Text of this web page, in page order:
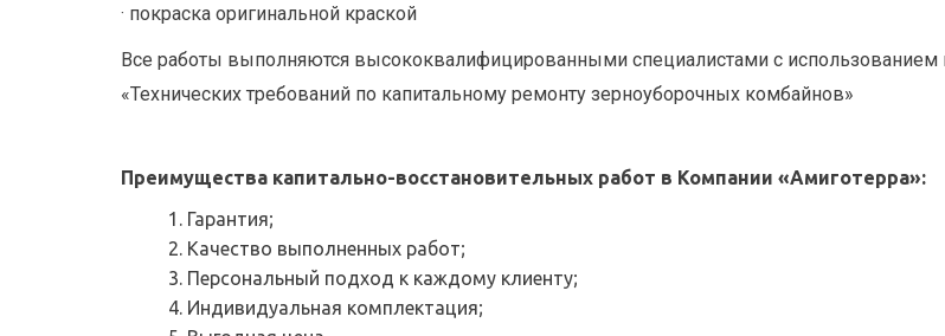
· покраска оригинальной краской
Все работы выполняются высококвалифицированными специалистами с использованием
«Технических требований по капитальному ремонту зерноуборочных комбайнов»
Преимущества капитально-восстановительных работ в Компании «Амиготерра»:
Гарантия;
Качество выполненных работ;
Персональный подход к каждому клиенту;
Индивидуальная комплектация;